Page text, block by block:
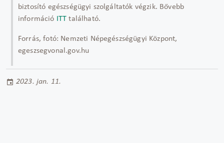
biztosító egészségügyi szolgáltatók végzik. Bővebb
információ ITT található.
Forrás, fotó: Nemzeti Népegészségügyi Központ,
egeszsegvonal.gov.hu
2023. jan. 11.